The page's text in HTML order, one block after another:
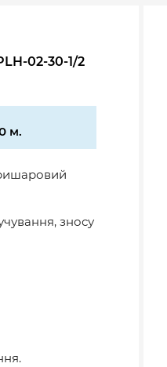
02-30-1/2
м.
зносу